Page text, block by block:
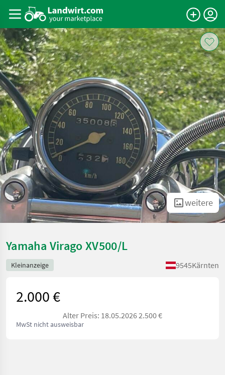
weitere
Yamaha Virago XV500/L
Kleinanzeige 9545Kärnten
2.000 €
Alter Preis: 18.05.2026 2.500 €
MwSt nicht ausweisbar